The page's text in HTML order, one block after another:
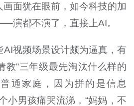
面犹在眼前，如今科技的加
演都不演了，直接上AI。
AI视频场景设计颇为逼真，有
教“三年级最先淘汰什么样的
通家庭，因为拼的是信息
小男孩痛哭流涕，“妈妈，不